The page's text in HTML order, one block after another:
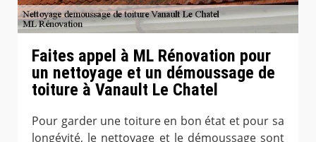
Faites appel à ML Rénovation pour
un nettoyage et un démoussage de
toiture à Vanault Le Chatel
Pour garder une toiture en bon état et pour sa
longévité, le nettoyage et le démoussage sont